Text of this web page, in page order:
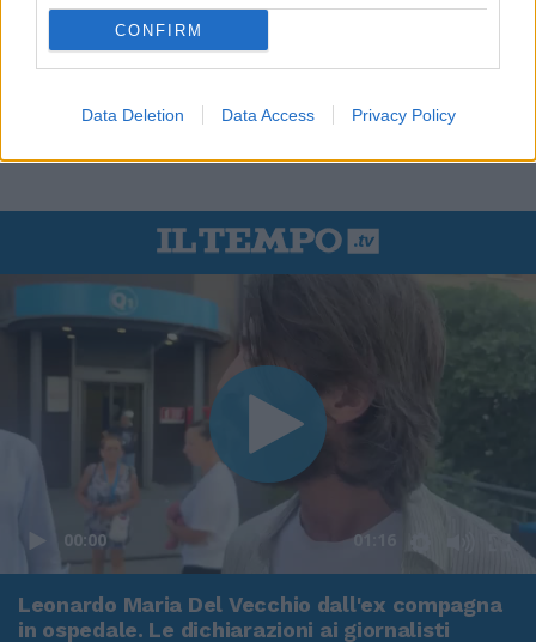
CONFIRM
Data Deletion Data Access Privacy Policy
00:00 01:16
Leonardo Maria Del Vecchio dall'ex compagna
in ospedale. Le dichiarazioni ai giornalisti